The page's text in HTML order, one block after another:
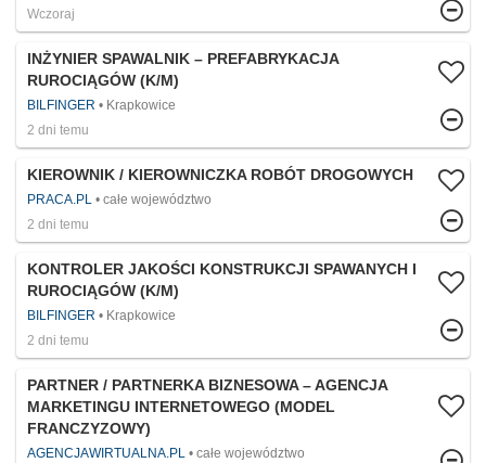
Wczoraj
INŻYNIER SPAWALNIK – PREFABRYKACJA
RUROCIĄGÓW (K/M)
BILFINGER
Krapkowice
2 dni temu
KIEROWNIK / KIEROWNICZKA ROBÓT DROGOWYCH
PRACA.PL
całe województwo
2 dni temu
KONTROLER JAKOŚCI KONSTRUKCJI SPAWANYCH I
RUROCIĄGÓW​ (K/M)
BILFINGER
Krapkowice
2 dni temu
PARTNER / PARTNERKA BIZNESOWA – AGENCJA
MARKETINGU INTERNETOWEGO (MODEL
FRANCZYZOWY)
AGENCJAWIRTUALNA.PL
całe województwo